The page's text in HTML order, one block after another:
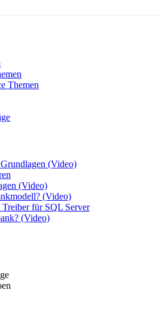
Themen
(Video)
(Video)
(Video)
für SQL Server
(Video)